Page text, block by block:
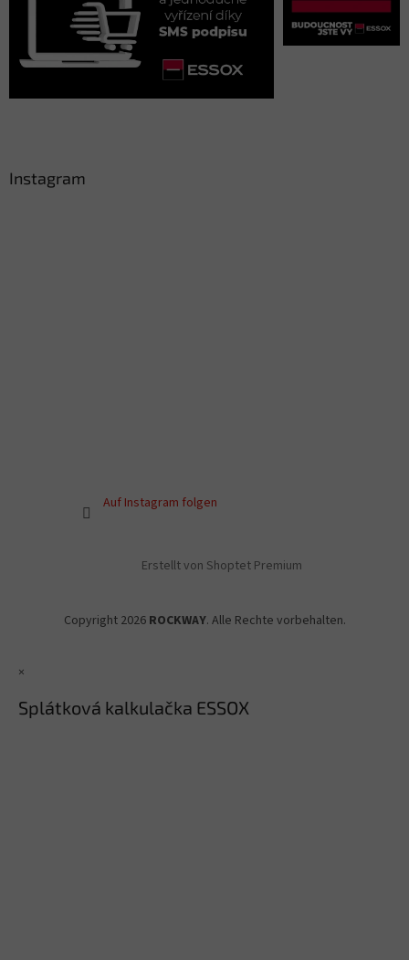
Instagram
Auf Instagram folgen
Erstellt von Shoptet Premium
Copyright 2026 ROCKWAY. Alle Rechte vorbehalten.
×
Splátková kalkulačka ESSOX